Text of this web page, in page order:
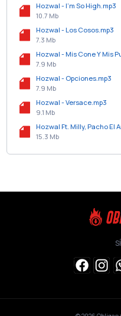
Hozwal - I'm So High.mp3
10.7 Mb
Hozwal - Los Cosos.mp3
7.3 Mb
Hozwal - Mis Cone Y Mis
7.9 Mb
Hozwal - Opciones.mp3
7.9 Mb
Hozwal - Versace.mp3
9.1 Mb
Hozwal Ft. Milly, Pacho El
15.3 Mb